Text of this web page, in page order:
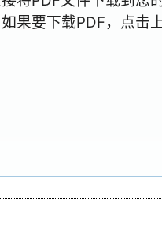
果要下载PDF，点击